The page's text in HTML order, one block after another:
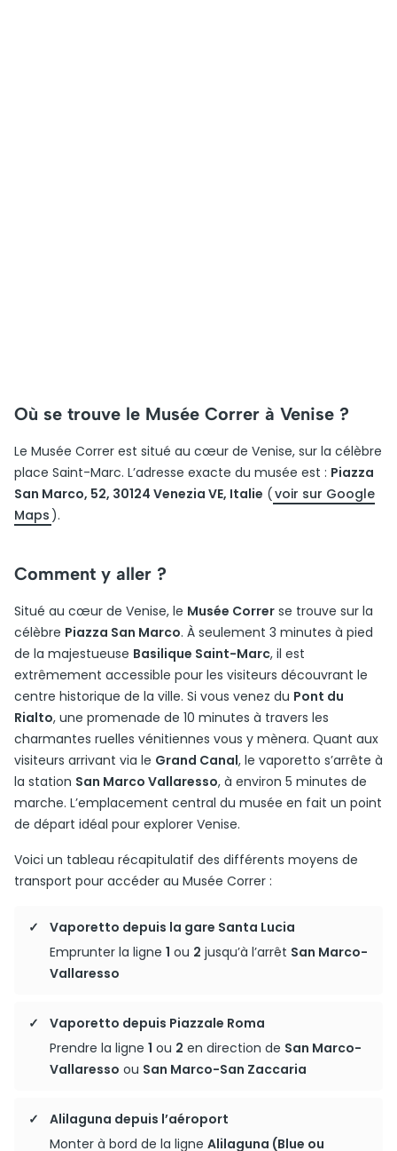
Où se trouve le Musée Correr à Venise ?
Le Musée Correr est situé au cœur de Venise, sur la célèbre
place Saint-Marc. L’adresse exacte du musée est : Piazza
San Marco, 52, 30124 Venezia VE, Italie (voir sur Google
Maps ).
Comment y aller ?
Situé au cœur de Venise, le Musée Correr se trouve sur la
célèbre Piazza San Marco. À seulement 3 minutes à pied
de la majestueuse Basilique Saint-Marc, il est
extrêmement accessible pour les visiteurs découvrant le
centre historique de la ville. Si vous venez du Pont du
Rialto, une promenade de 10 minutes à travers les
charmantes ruelles vénitiennes vous y mènera. Quant aux
visiteurs arrivant via le Grand Canal, le vaporetto s’arrête à
la station San Marco Vallaresso, à environ 5 minutes de
marche. L’emplacement central du musée en fait un point
de départ idéal pour explorer Venise.
Voici un tableau récapitulatif des différents moyens de
transport pour accéder au Musée Correr :
Vaporetto depuis la gare Santa Lucia
Emprunter la ligne 1 ou 2 jusqu’à l’arrêt San Marco-
Vallaresso
Vaporetto depuis Piazzale Roma
Prendre la ligne 1 ou 2 en direction de San Marco-
Vallaresso ou San Marco-San Zaccaria
Alilaguna depuis l’aéroport
Monter à bord de la ligne Alilaguna (Blue ou